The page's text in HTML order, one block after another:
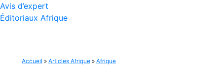
Avis d’expert
Éditoriaux Afrique
Accueil » Articles Afrique » Afrique